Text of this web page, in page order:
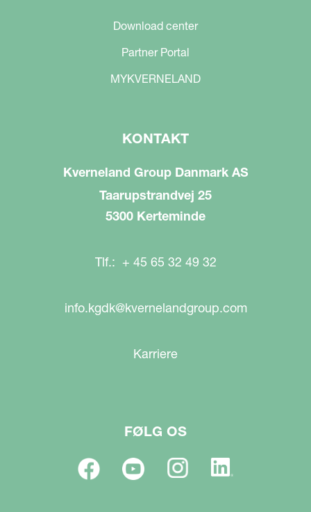
Download center
Partner Portal
MYKVERNELAND
KONTAKT
Kverneland Group Danmark AS
Taarupstrandvej 25
5300 Kerteminde
Tlf.: + 45 65 32 49 32
info.kgdk@kvernelandgroup.com
Karriere
FØLG OS